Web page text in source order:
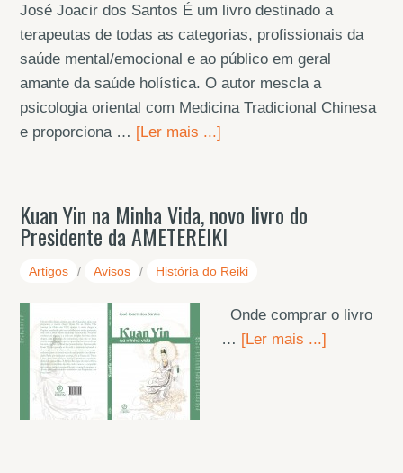
José Joacir dos Santos É um livro destinado a
terapeutas de todas as categorias, profissionais da
saúde mental/emocional e ao público em geral
amante da saúde holística. O autor mescla a
psicologia oriental com Medicina Tradicional Chinesa
e proporciona … [Ler mais ...]
Kuan Yin na Minha Vida, novo livro do
Presidente da AMETEREIKI
Artigos / Avisos / História do Reiki
Onde comprar o livro
… [Ler mais ...]